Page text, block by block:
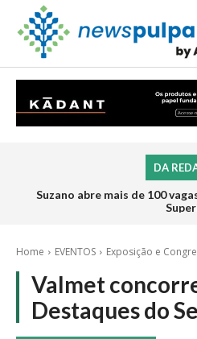
DA
Suzano abre mais de 100
Home EVENTOS Exposição e
Valmet
Destaques do